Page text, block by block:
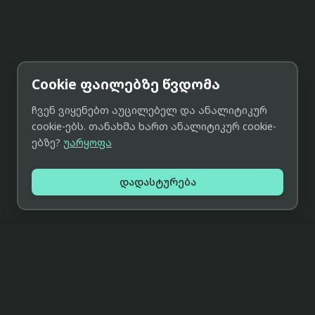
Cookie ფაილებზე წვდომა
ჩვენ ვიყენებთ აუცილებელ და ანალიტიკურ
cookie-ებს. თანახმა ხართ ანალიტიკურ cookie-
ებზე? უარყოფა
დადასტურება